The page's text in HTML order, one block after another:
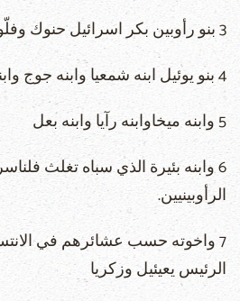
3 بنو رأوبين بكر اسرائيل حنوك وفلّو وحصرون وكرمي.
4 بنو يوئيل ابنه شمعيا وابنه جوج وابنه شمعي.
5 وابنه ميخاوابنه رآيا وابنه بعل
6 وابنه بئيرة الذي سباه تغلث
الرأوبينيين.
7 واخوته حسب عشائرهم في
الرئيس يعيئيل وزكريا